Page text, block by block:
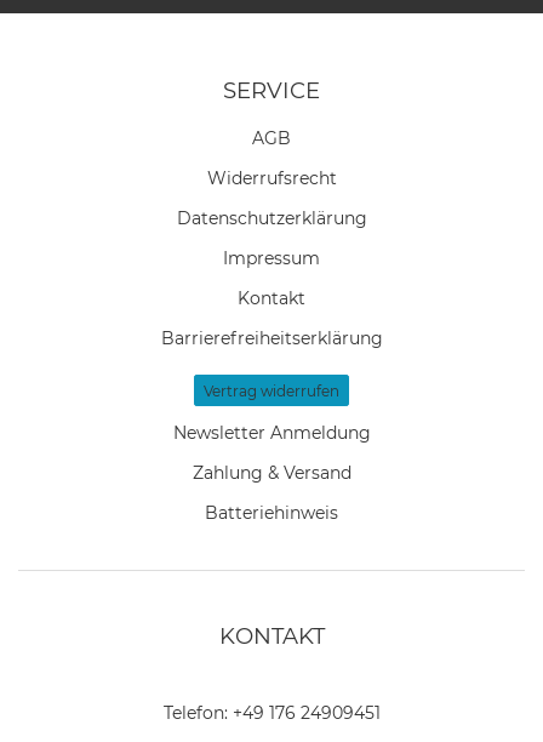
SERVICE
AGB
Widerrufs­recht
Daten­schutz­erklärung
Impressum
Kontakt
Barrierefreiheitserklärung
Vertrag widerrufen
Newsletter Anmeldung
Zahlung & Versand
Batteriehinweis
KONTAKT
Telefon: +49 176 24909451